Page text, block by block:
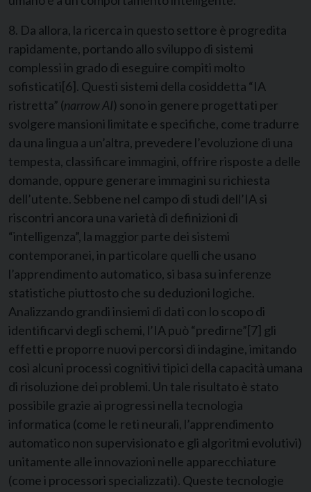
8. Da allora, la ricerca in questo settore è progredita
rapidamente, portando allo sviluppo di sistemi
complessi in grado di eseguire compiti molto
sofisticati[6]. Questi sistemi della cosiddetta “IA
ristretta” (narrow AI) sono in genere progettati per
svolgere mansioni limitate e specifiche, come tradurre
da una lingua a un’altra, prevedere l’evoluzione di una
tempesta, classificare immagini, offrire risposte a delle
domande, oppure generare immagini su richiesta
dell’utente. Sebbene nel campo di studi dell’IA si
riscontri ancora una varietà di definizioni di
“intelligenza”, la maggior parte dei sistemi
contemporanei, in particolare quelli che usano
l’apprendimento automatico, si basa su inferenze
statistiche piuttosto che su deduzioni logiche.
Analizzando grandi insiemi di dati con lo scopo di
identificarvi degli schemi, l’IA può “predirne”[7] gli
effetti e proporre nuovi percorsi di indagine, imitando
così alcuni processi cognitivi tipici della capacità umana
di risoluzione dei problemi. Un tale risultato è stato
possibile grazie ai progressi nella tecnologia
informatica (come le reti neurali, l’apprendimento
automatico non supervisionato e gli algoritmi evolutivi)
unitamente alle innovazioni nelle apparecchiature
(come i processori specializzati). Queste tecnologie